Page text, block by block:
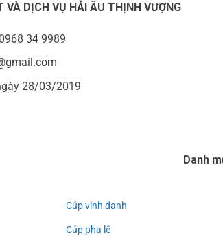
VÀ DỊCH VỤ HẢI ÂU THỊNH VƯỢNG
34 9989
28/03/2019
Danh
Cúp vinh danh
Cúp pha lê